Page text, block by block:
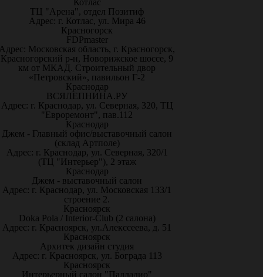
Котлас
ТЦ "Арена", отдел Позитиф
Адрес: г. Котлас, ул. Мира 46
Красногорск
FDPmaster
Московская область, г. Красногорск,
Красногорский р-н, Новорижское шоссе, 9
км от МКАД. Строительный двор
«Петровский», павильон Г-2
Краснодар
ВСЯЛЕПНИНА.РУ
Адрес: г. Краснодар, ул. Северная, 320, ТЦ
"Евроремонт", пав.112
Краснодар
Джем - Главный офис/выставочный салон
(склад Артполе)
Адрес: г. Краснодар, ул. Северная, 320/1
(ТЦ "Интерьер"), 2 этаж
Краснодар
Джем - выставочный салон
Адрес: г. Краснодар, ул. Московская 133/1
строение 2.
Красноярск
Doka Pola / Interior-Club (2 салона)
Адрес: г. Красноярск, ул.Алекссеева, д. 51
Красноярск
Архитек дизайн студия
Адрес: г. Красноярск, ул. Бограда 113
Красноярск
Интерьерный салон "Палладио"